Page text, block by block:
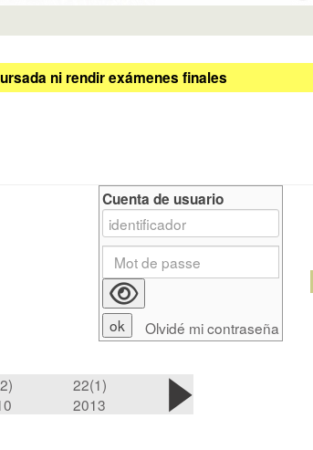
ni rendir exámenes finales
22(1)
2013
Cuenta de usuario
Olvidé mi contraseña